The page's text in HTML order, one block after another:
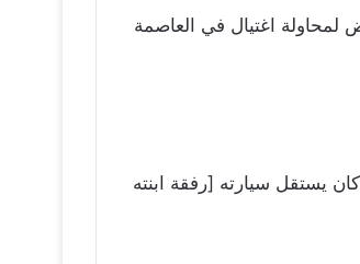
لمحاولة اغتيال في العاصمة
يستقل سيارته [رفقة ابنته